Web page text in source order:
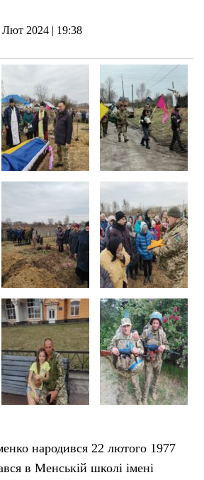
Лют 2024 | 19:38
народився 22 лютого 1977
в Менській школі імені